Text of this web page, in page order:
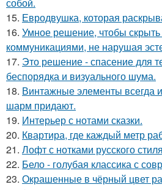
собой.
15. Евродвушка, которая
16. Умное решение, чтобы
коммуникациями, не нарушая
17. Это решение - спасение для
беспорядка и визуального шума.
18. Винтажные элементы всегда
шарм придают.
19. Интерьер с нотами сказки.
20. Квартира, где каждый метр
21. Лофт с нотками русского
22. Бело - голубая классика с
23. Окрашенные в чёрный цвет